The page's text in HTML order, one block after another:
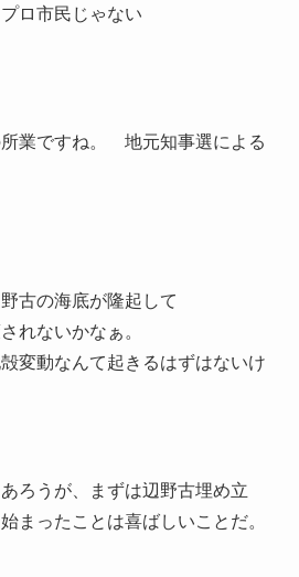
ロ市民じゃない
所業ですね。 地元知事選による
古の海底が隆起して
れないかなぁ。
変動なんて起きるはずはないけ
ろうが、まずは辺野古埋め立
まったことは喜ばしいことだ。